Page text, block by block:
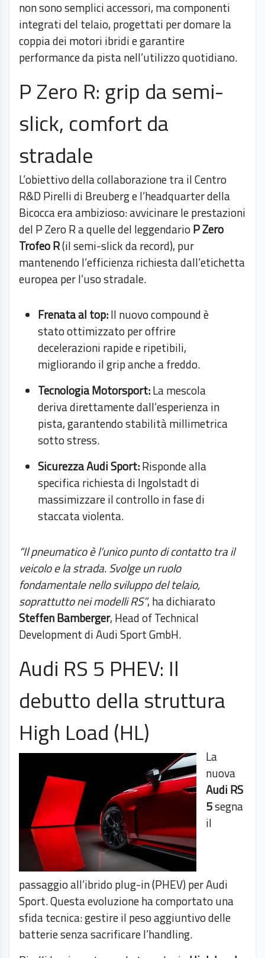
non sono semplici accessori, ma componenti
integrati del telaio, progettati per domare la
coppia dei motori ibridi e garantire
performance da pista nell’utilizzo quotidiano.
P Zero R: grip da semi-
slick, comfort da
stradale
L’obiettivo della collaborazione tra il Centro
R&D Pirelli di Breuberg e l’headquarter della
Bicocca era ambizioso: avvicinare le prestazioni
del P Zero R a quelle del leggendarioP Zero
Trofeo R(il semi-slick da record), pur
mantenendo l’efficienza richiesta dall’etichetta
europea per l’uso stradale.
Frenata al top:Il nuovo compound è
stato ottimizzato per offrire
decelerazioni rapide e ripetibili,
migliorando il grip anche a freddo.
Tecnologia Motorsport:La mescola
deriva direttamente dall’esperienza in
pista, garantendo stabilità millimetrica
sotto stress.
Sicurezza Audi Sport:Risponde alla
specifica richiesta di Ingolstadt di
massimizzare il controllo in fase di
staccata violenta.
“Il pneumatico è l’unico punto di contatto tra il
veicolo e la strada. Svolge un ruolo
fondamentale nello sviluppo del telaio,
soprattutto nei modelli RS”, ha dichiarato
Steffen Bamberger, Head of Technical
Development di Audi Sport GmbH.
Audi RS 5 PHEV: Il
debutto della struttura
High Load (HL)
La
nuova
Audi RS
5segna
il
passaggio all’ibrido plug-in (PHEV) per Audi
Sport. Questa evoluzione ha comportato una
sfida tecnica: gestire il peso aggiuntivo delle
batterie senza sacrificare l’handling.